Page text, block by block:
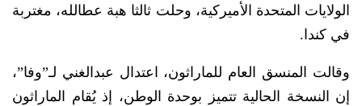
الولايات المتحدة الأميركية، وحلت ثالثا هبة عطالله، مغتربة
في كندا.
وقالت المنسق العام للماراثون، اعتدال عبدالغني لـ”وفا”،
إن النسخة الحالية تتميز بوحدة الوطن، إذ يُقام الماراثون